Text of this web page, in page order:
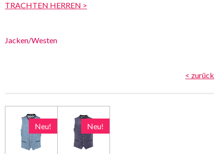
TRACHTEN HERREN >
Jacken/Westen
< zurück
Neu! Neu!